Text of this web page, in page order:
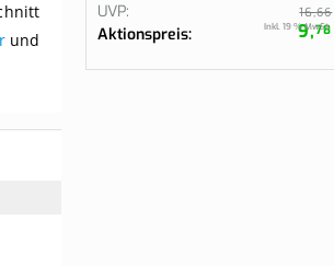
und
UVP 16,66
Aktionspreis 9,78
Inkl. 19 % MwSt.